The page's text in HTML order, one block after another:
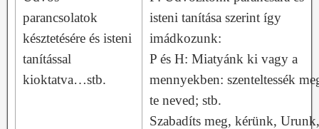
parancsolatok
késztetésére és isteni
tanítással
kioktatva…stb.
isteni tanítása szerint így
imádkozunk:
P és H: Miatyánk ki vagy a
mennyekben: szenteltessék
te neved; stb.
Szabadíts meg, kérünk, Urunk,